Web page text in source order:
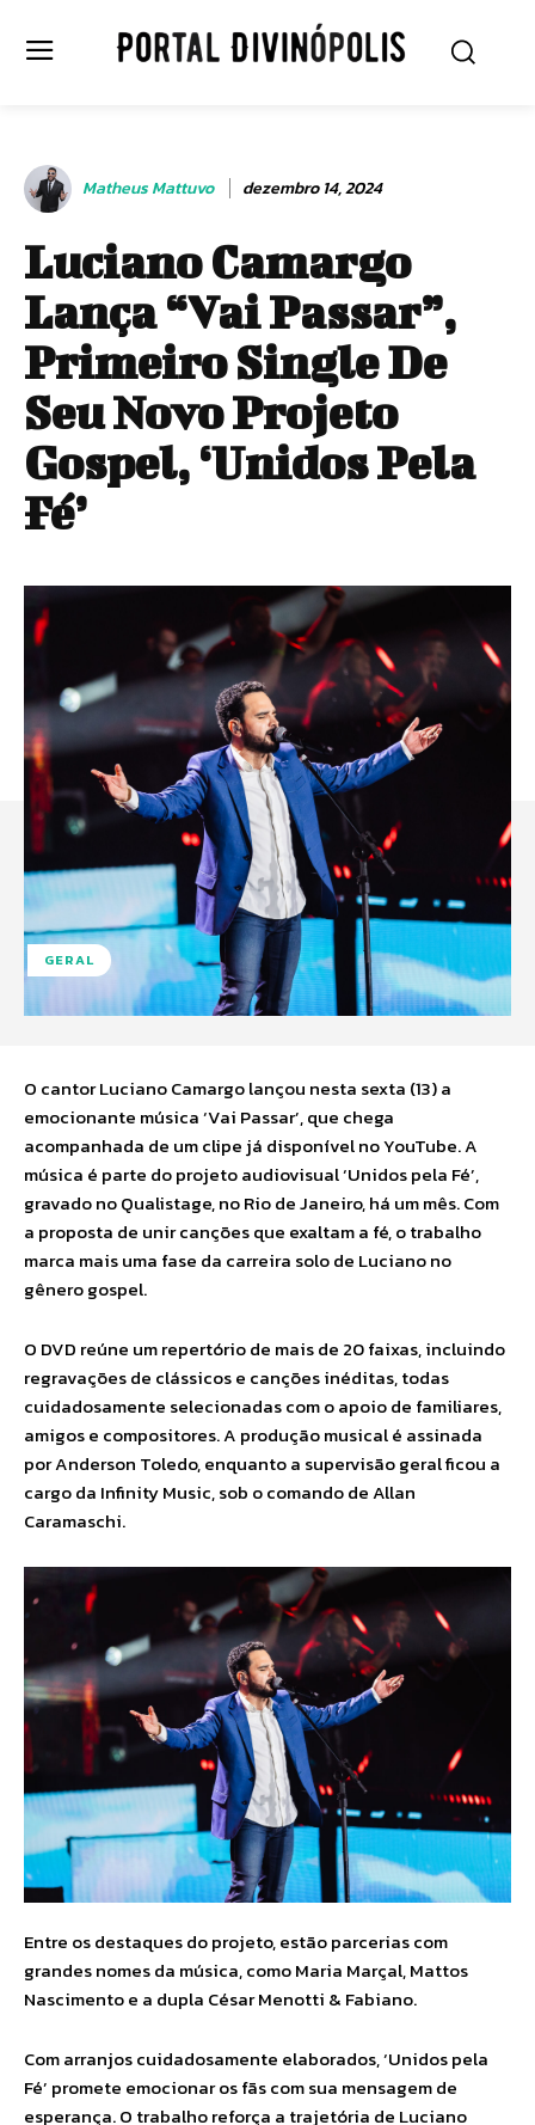
Matheus Mattuvo dezembro 14, 2024
Luciano Camargo
Lança “Vai Passar”,
Primeiro Single De
Seu Novo Projeto
Gospel, ‘Unidos Pela
Fé’
GERAL
O cantor Luciano Camargo lançou nesta sexta (13) a
emocionante música ‘Vai Passar’, que chega
acompanhada de um clipe já disponível no YouTube. A
música é parte do projeto audiovisual ‘Unidos pela Fé’,
gravado no Qualistage, no Rio de Janeiro, há um mês. Com
a proposta de unir canções que exaltam a fé, o trabalho
marca mais uma fase da carreira solo de Luciano no
gênero gospel.
O DVD reúne um repertório de mais de 20 faixas, incluindo
regravações de clássicos e canções inéditas, todas
cuidadosamente selecionadas com o apoio de familiares,
amigos e compositores. A produção musical é assinada
por Anderson Toledo, enquanto a supervisão geral ficou a
cargo da Infinity Music, sob o comando de Allan
Caramaschi.
Entre os destaques do projeto, estão parcerias com
grandes nomes da música, como Maria Marçal, Mattos
Nascimento e a dupla César Menotti & Fabiano.
Com arranjos cuidadosamente elaborados, ‘Unidos pela
Fé’ promete emocionar os fãs com sua mensagem de
esperança. O trabalho reforça a trajetória de Luciano